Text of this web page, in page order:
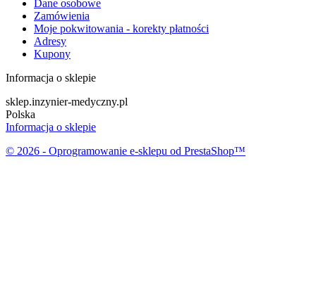
Dane osobowe
Zamówienia
Moje pokwitowania - korekty płatności
Adresy
Kupony
Informacja o sklepie
sklep.inzynier-medyczny.pl
Polska
Informacja o sklepie
© 2026 - Oprogramowanie e-sklepu od PrestaShop™